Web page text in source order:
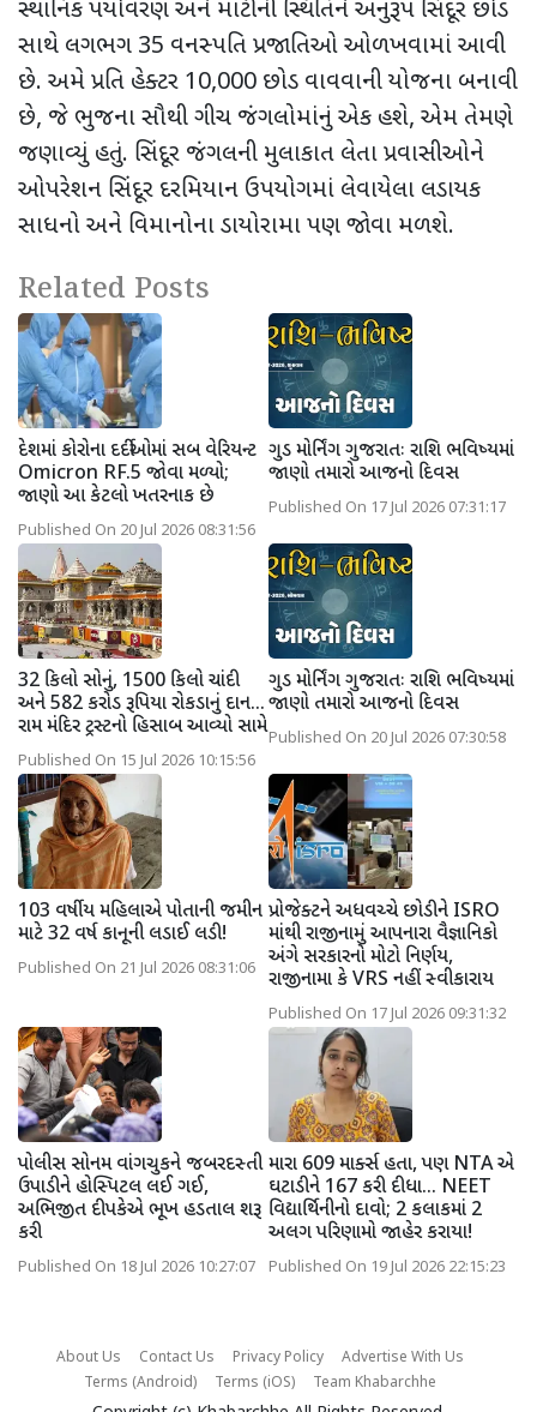
સ્થાનિક પર્યાવરણ અને માટીની સ્થિતિને અનુરૂપ સિંદૂર છોડ
સાથે લગભગ 35 વનસ્પતિ પ્રજાતિઓ ઓળખવામાં આવી
છે. અમે પ્રતિ હેક્ટર 10,000 છોડ વાવવાની યોજના બનાવી
છે, જે ભુજના સૌથી ગીચ જંગલોમાંનું એક હશે, એમ તેમણે
જણાવ્યું હતું. સિંદૂર જંગલની મુલાકાત લેતા પ્રવાસીઓને
ઓપરેશન સિંદૂર દરમિયાન ઉપયોગમાં લેવાયેલા લડાયક
સાધનો અને વિમાનોના ડાયોરામા પણ જોવા મળશે.
Related Posts
દેશમાં કોરોના દર્દીઓમાં સબ વેરિયન્ટ
Omicron RF.5 જોવા મળ્યો;
જાણો આ કેટલો ખતરનાક છે
Published On 20 Jul 2026 08:31:56
ગુડ મોર્નિંગ ગુજરાતઃ રાશિ ભવિષ્યમાં
જાણો તમારો આજનો દિવસ
Published On 17 Jul 2026 07:31:17
32 કિલો સોનું, 1500 કિલો ચાંદી
અને 582 કરોડ રૂપિયા રોકડાનું દાન...
રામ મંદિર ટ્રસ્ટનો હિસાબ આવ્યો સામે
Published On 15 Jul 2026 10:15:56
ગુડ મોર્નિંગ ગુજરાતઃ રાશિ ભવિષ્યમાં
જાણો તમારો આજનો દિવસ
Published On 20 Jul 2026 07:30:58
103 વર્ષીય મહિલાએ પોતાની જમીન
માટે 32 વર્ષ કાનૂની લડાઈ લડી!
Published On 21 Jul 2026 08:31:06
પ્રોજેક્ટને અધવચ્ચે છોડીને ISRO
માંથી રાજીનામું આપનારા વૈજ્ઞાનિકો
અંગે સરકારનો મોટો નિર્ણય,
રાજીનામા કે VRS નહીં સ્વીકારાય
Published On 17 Jul 2026 09:31:32
પોલીસ સોનમ વાંગચુકને જબરદસ્તી
ઉપાડીને હોસ્પિટલ લઈ ગઈ,
અભિજીત દીપકેએ ભૂખ હડતાલ શરૂ
કરી
Published On 18 Jul 2026 10:27:07
મારા 609 માર્ક્સ હતા, પણ NTA એ
ઘટાડીને 167 કરી દીધા... NEET
વિદ્યાર્થિનીનો દાવો; 2 કલાકમાં 2
અલગ પરિણામો જાહેર કરાયા!
Published On 19 Jul 2026 22:15:23
About Us Contact Us Privacy Policy
Advertise With Us
Terms (Android)
Terms (iOS) Team Khabarchhe